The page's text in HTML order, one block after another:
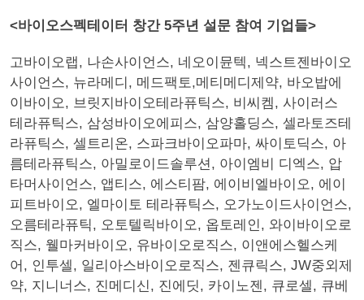
<바이오스펙테이터 창간 5주년 설문 참여 기업들>
고바이오랩, 나손사이언스, 네오이뮨텍, 넥스트젠바이오
사이언스, 뉴라메디, 메드팩토,메티메디제약, 바오밥에
이바이오, 브릿지바이오테라퓨틱스, 비씨켐, 사이러스
테라퓨틱스, 삼성바이오에피스, 삼양홀딩스, 셀라토즈테
라퓨틱스, 셀트리온, 스파크바이오파마, 싸이토딕스, 아
름테라퓨틱스, 아밀로이드솔루션, 아이엠비 디엑스, 압
타머사이언스, 앱티스, 에스티팜, 에이비엘바이오, 에이
피트바이오, 엘마이토 테라퓨틱스, 오가노이드사이언스,
오름테라퓨틱, 오토텔릭바이오, 옵토레인, 와이바이오로
직스, 웰마커바이오, 유바이오로직스, 이앤에스헬스케
어, 인투셀, 일리아스바이오로직스, 젠큐릭스, JW중외제
약, 지니너스, 진메디신, 진에딧, 카이노젠, 큐로셀, 큐베